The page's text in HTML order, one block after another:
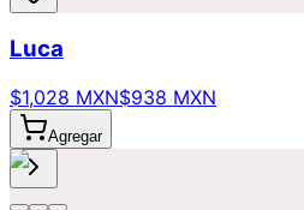
Luca
$1,028 MXN$938 MXN
Agregar